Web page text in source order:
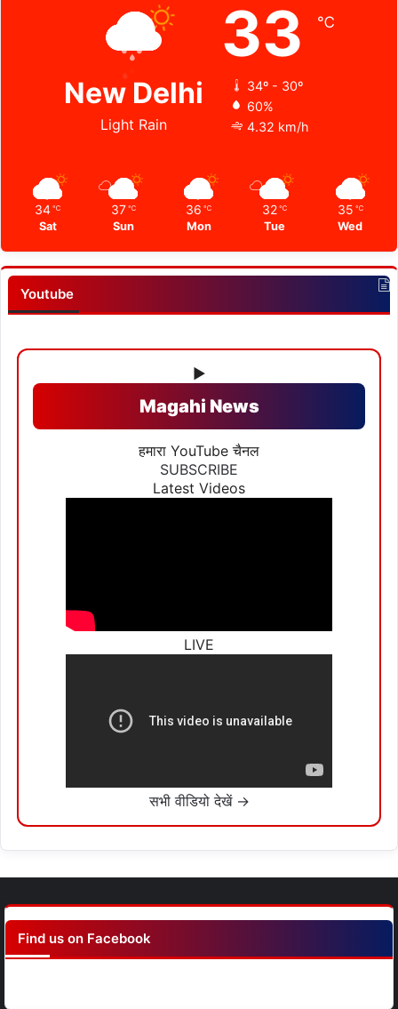
New Delhi
Light Rain
33 ℃
34º - 30º
60%
4.32 km/h
34 ℃
Sat
37 ℃
Sun
36 ℃
Mon
32 ℃
Tue
35 ℃
Wed
Youtube
▶
Magahi News
हमारा YouTube चैनल
SUBSCRIBE
Latest Videos
LIVE
सभी वीडियो देखें →
Find us on Facebook